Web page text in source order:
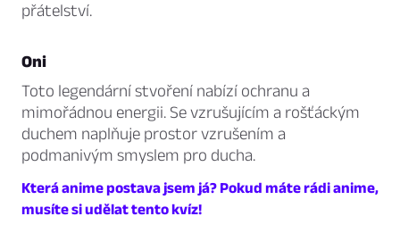
přátelství.
Oni
Toto legendární stvoření nabízí ochranu a
mimořádnou energii. Se vzrušujícím a rošťáckým
duchem naplňuje prostor vzrušením a
podmanivým smyslem pro ducha.
Která anime postava jsem já? Pokud máte rádi anime,
musíte si udělat tento kvíz!